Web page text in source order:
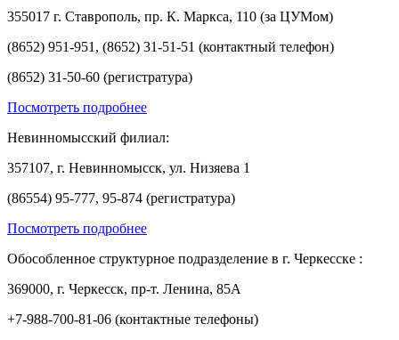
355017 г. Ставрополь, пр. К. Маркса, 110 (за ЦУМом)
(8652) 951-951, (8652) 31-51-51 (контактный телефон)
(8652) 31-50-60 (регистратура)
Посмотреть подробнее
Невинномысский филиал:
357107, г. Невинномысск, ул. Низяева 1
(86554) 95-777, 95-874 (регистратура)
Посмотреть подробнее
Обособленное структурное подразделение в г. Черкесске :
369000, г. Черкесск, пр-т. Ленина, 85А
+7-988-700-81-06 (контактные телефоны)